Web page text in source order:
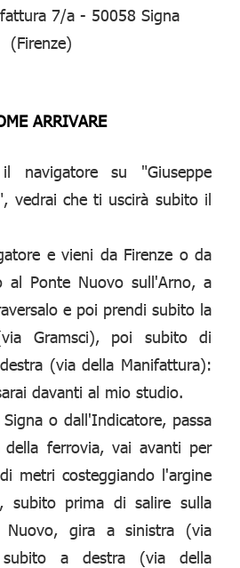
7/a - 50058 Signa
(Firenze)
ARRIVARE
navigatore su "Giuseppe
vedrai che ti uscirà subito il
e vieni da Firenze o da
al Ponte Nuovo sull'Arno, a
e poi prendi subito la
Gramsci), poi subito di
(via della Manifattura):
davanti al mio studio.
o dall'Indicatore, passa
ferrovia, vai avanti per
metri costeggiando l'argine
subito prima di salire sulla
Nuovo, gira a sinistra (via
a destra (via della